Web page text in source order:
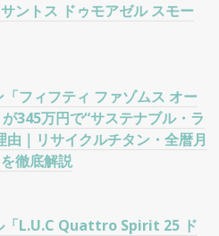
ントス ドゥモアゼル スモー
「フィフティ ファゾムス オー
345万円で“サステナブル・ラ
｜リサイクルチタン・全暦月
徹底解説
「L.U.C Quattro Spirit 25 ド